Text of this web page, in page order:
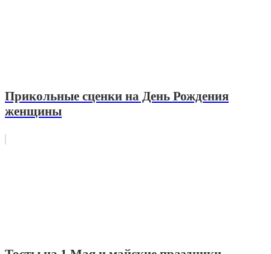
Прикольные сценки на День Рождения
женщины